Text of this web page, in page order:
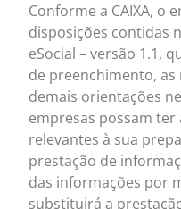
Conforme a CAIXA, o
disposições contidas
eSocial – versão 1.1,
de preenchimento, as
demais orientações
empresas possam ter
relevantes à sua
prestação de
das informações por
substituirá a